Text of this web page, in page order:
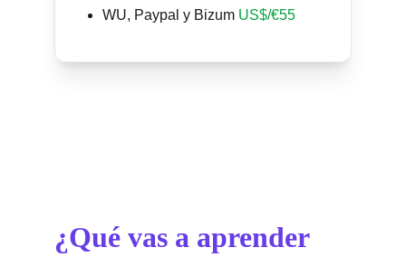
WU, Paypal y Bizum US$/€55
¿Qué vas a aprender